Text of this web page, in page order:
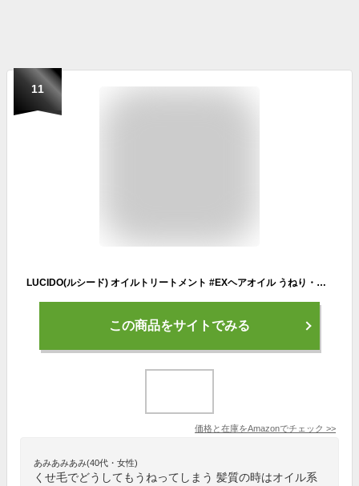
11
LUCIDO(ルシード) オイルトリートメント #EXヘアオイル うねり・くせケア アルガンオイル 洗い流さない60ml+サンプル(ヘアマスク10g) 【Amazon.co.jp限定】
この商品をサイトでみる
価格と在庫をAmazonでチェック >>
あみあみあみ(40代・女性)
くせ毛でどうしてもうねってしまう 髪質の時はオイル系